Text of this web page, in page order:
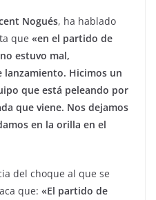
Nogués, ha hablado
que «en el partido de
estuvo mal,
Hicimos un
que está peleando por
que viene. Nos dejamos
en la orilla en el
del choque al que se
que: «El partido de